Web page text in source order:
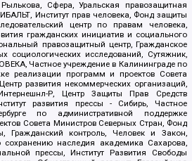
Сфера, Уральская правозащитная
Институт прав человека, Фонд защиты
центр по правам человека,
гражданских инициатив и социального
правозащитный центр, Гражданское
социологических исследований, Сутяжник,
Частное учреждение в Калининграде по
реализации программ и проектов Совета
развития некоммерческих организаций,
Р, Центр Защиты Прав Средств
развития прессы - Сибирь, Частное
по административной поддержке
Совета Министров Северных Стран, Фонд
Гражданский контроль, Человек и Закон,
наследия академика Сахарова,
прессы, Институт Развития Свободы